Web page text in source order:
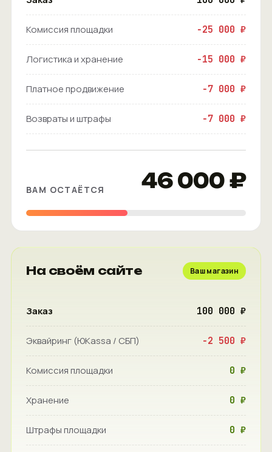
Комиссия площадки −25 000 ₽
Логистика и хранение −15 000 ₽
Платное продвижение −7 000 ₽
Возвраты и штрафы −7 000 ₽
ВАМ ОСТАЁТСЯ 46 000 ₽
На своём сайте Ваш магазин
Заказ 100 000 ₽
Эквайринг (ЮKassa / СБП) −2 500 ₽
Комиссия площадки 0 ₽
Хранение 0 ₽
Штрафы площадки 0 ₽